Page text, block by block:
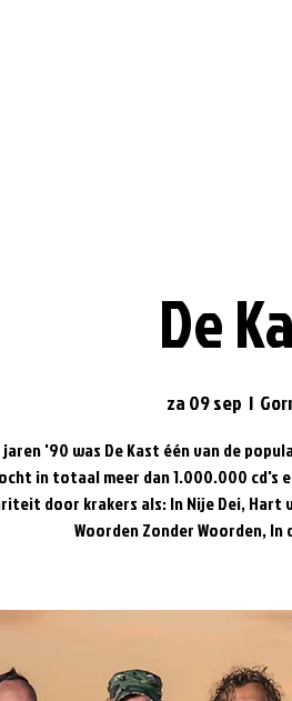
De
za 09 sep
  |
jaren '90 was De Kast één van de
in totaal meer dan 1.000.000 cd's
door krakers als: In Nije Dei, Hart
Woorden Zonder Woorden, In